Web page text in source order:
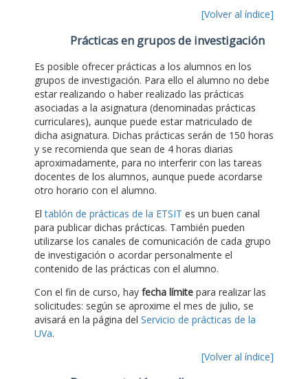
[Volver al índice]
Prácticas en grupos de investigación
Es posible ofrecer prácticas a los alumnos en los
grupos de investigación. Para ello el alumno no debe
estar realizando o haber realizado las prácticas
asociadas a la asignatura (denominadas prácticas
curriculares), aunque puede estar matriculado de
dicha asignatura. Dichas prácticas serán de 150 horas
y se recomienda que sean de 4 horas diarias
aproximadamente, para no interferir con las tareas
docentes de los alumnos, aunque puede acordarse
otro horario con el alumno.
Eltablón de prácticas de la ETSIT es un buen canal
para publicar dichas prácticas. También pueden
utilizarse los canales de comunicación de cada grupo
de investigación o acordar personalmente el
contenido de las prácticas con el alumno.
Con el fin de curso, hay fecha límite para realizar las
solicitudes: según se aproxime el mes de julio, se
avisará en la página del Servicio de prácticas de la
UVa.
[Volver al índice]